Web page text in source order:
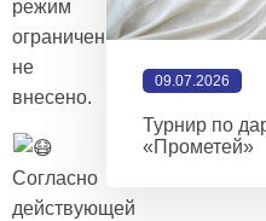
режим
ограничений,
не
внесено.
Согласно
действующей
09.07.2026
Турнир по
«Прометей»